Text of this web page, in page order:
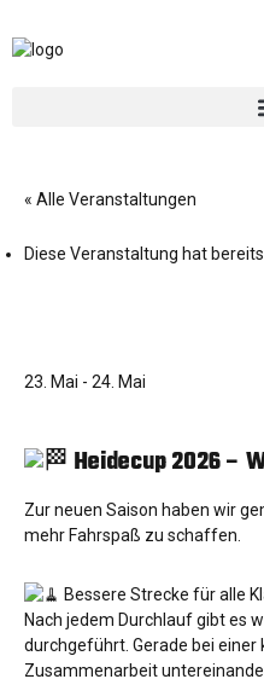
« Alle Veranstaltungen
Diese Veranstaltung hat
23. Mai - 24. Mai
Heidecup 2026 –
Zur neuen Saison haben wir
mehr Fahrspaß zu schaffen.
Bessere Strecke für alle
Nach jedem Durchlauf gibt es
durchgeführt. Gerade bei
Zusammenarbeit